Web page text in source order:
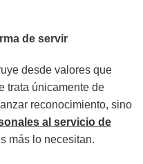
de servir
desde valores que
trata únicamente de
reconocimiento, sino
al servicio de
más lo necesitan.